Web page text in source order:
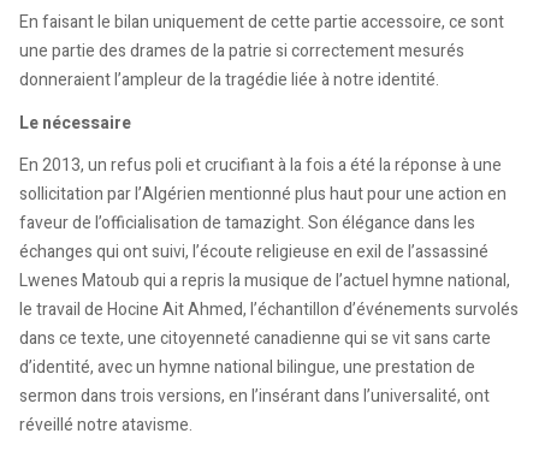
En faisant le bilan uniquement de cette partie accessoire, ce sont
une partie des drames de la patrie si correctement mesurés
donneraient l’ampleur de la tragédie liée à notre identité.
Le nécessaire
En 2013, un refus poli et crucifiant à la fois a été la réponse à une
sollicitation par l’Algérien mentionné plus haut pour une action en
faveur de l’officialisation de tamazight. Son élégance dans les
échanges qui ont suivi, l’écoute religieuse en exil de l’assassiné
Lwenes Matoub qui a repris la musique de l’actuel hymne national,
le travail de Hocine Ait Ahmed, l’échantillon d’événements survolés
dans ce texte, une citoyenneté canadienne qui se vit sans carte
d’identité, avec un hymne national bilingue, une prestation de
sermon dans trois versions, en l’insérant dans l’universalité, ont
réveillé notre atavisme.